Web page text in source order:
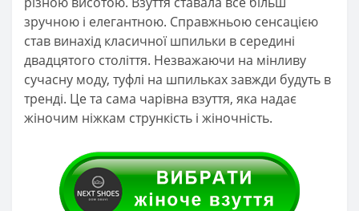
зручною і елегантною. Справжньою сенсацією
став винахід класичної шпильки в середині
двадцятого століття. Незважаючи на мінливу
сучасну моду, туфлі на шпильках завжди будуть в
тренді. Це та сама чарівна взуття, яка надає
жіночим ніжкам стрункість і жіночність.